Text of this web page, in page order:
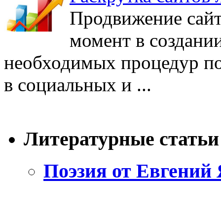
Продвижение
момент в
необходимых процедур
в социальных и ...
Литературные статьи
Поэзия от Евгений